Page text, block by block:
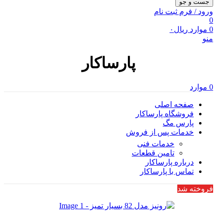
جست و جو
ورود / فرم ثبت نام
0
0 موارد ریال ۰
منو
پارساکار
0 موارد
صفحه اصلی
فروشگاه پارساکار
پارس مگ
خدمات پس از فروش
خدمات فنی
تامین قطعات
درباره پارساکار
تماس با پارساکار
فروخته شد